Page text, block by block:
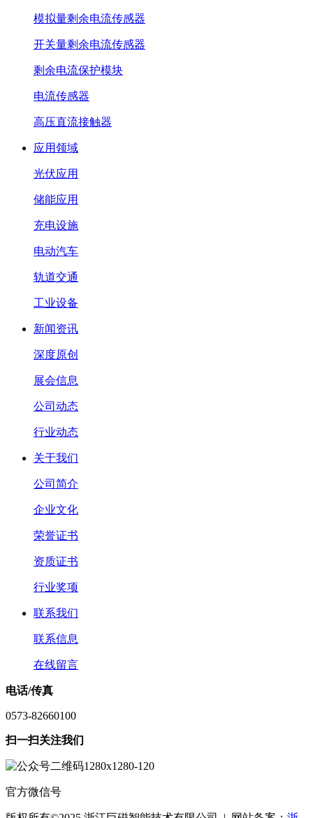
模拟量剩余电流传感器
开关量剩余电流传感器
剩余电流保护模块
电流传感器
高压直流接触器
应用领域
光伏应用
储能应用
充电设施
电动汽车
轨道交通
工业设备
新闻资讯
深度原创
展会信息
公司动态
行业动态
关于我们
公司简介
企业文化
荣誉证书
资质证书
行业奖项
联系我们
联系信息
在线留言
电话/传真
0573-82660100
扫一扫关注我们
官方微信号